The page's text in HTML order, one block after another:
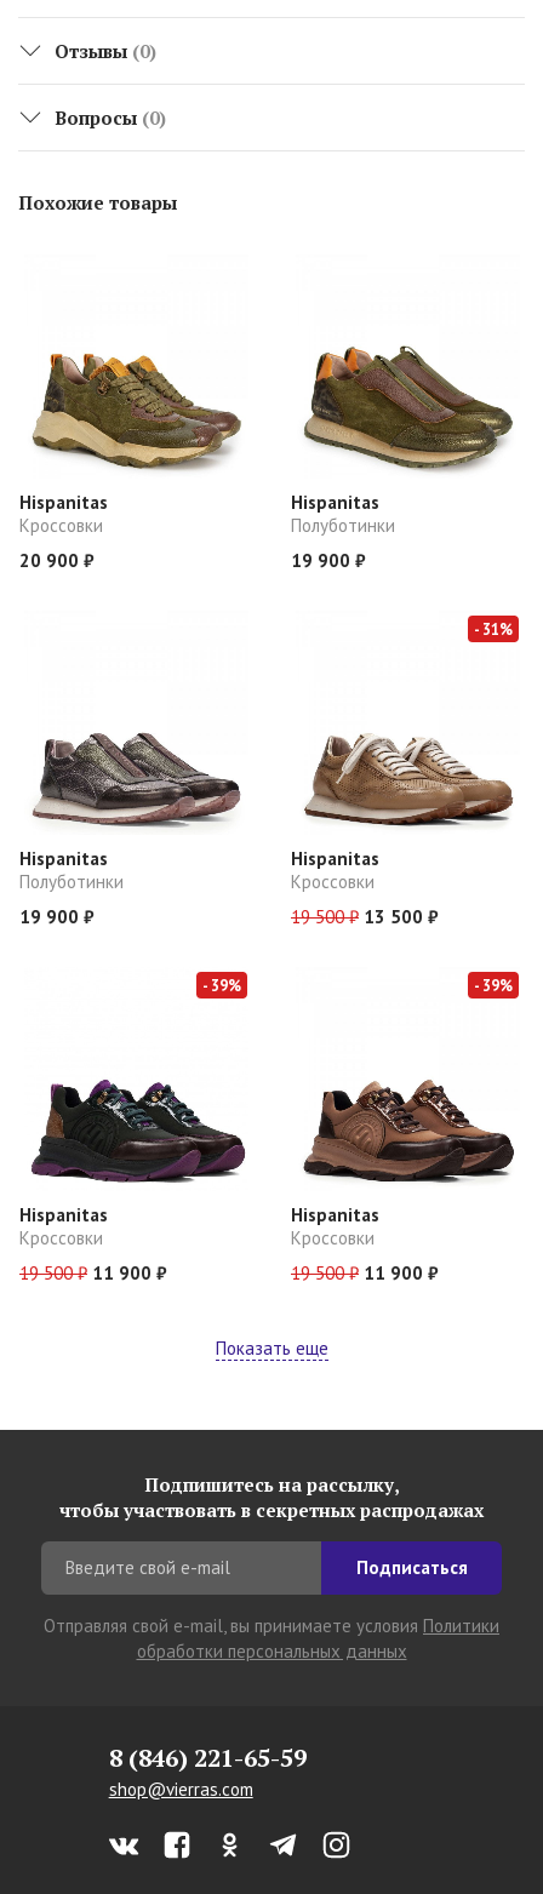
Отзывы (0)
Вопросы (0)
Похожие товары
Hispanitas
Кроссовки
20 900 ₽
Hispanitas
Полуботинки
19 900 ₽
Hispanitas
Полуботинки
19 900 ₽
- 31%
Hispanitas
Кроссовки
19 500 ₽ 13 500 ₽
- 39%
Hispanitas
Кроссовки
19 500 ₽ 11 900 ₽
- 39%
Hispanitas
Кроссовки
19 500 ₽ 11 900 ₽
Показать еще
Подпишитесь на рассылку,
чтобы участвовать в секретных распродажах
Подписаться
Отправляя свой e-mail, вы принимаете условия Политики
обработки персональных данных
8 (846) 221-65-59
shop@vierras.com